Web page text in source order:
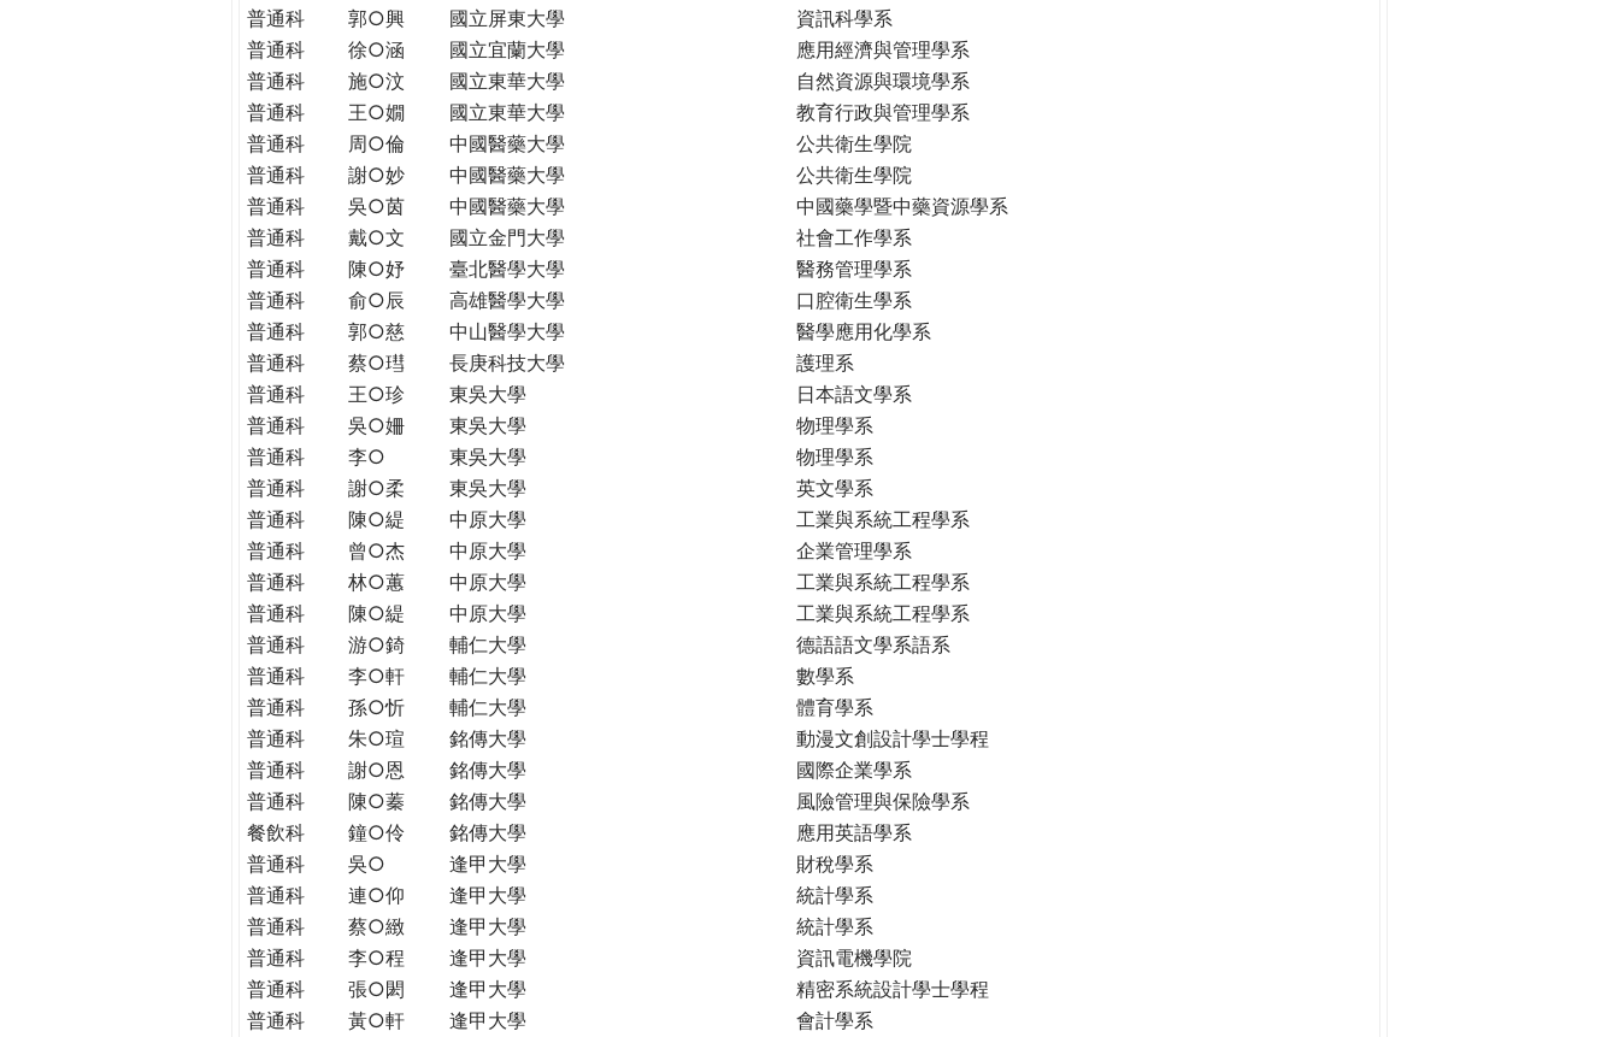
普通科
郭○興 國立屏東大學
資訊科學系
普通科
徐○涵 國立宜蘭大學
應用經濟與管理學系
普通科
施○汶 國立東華大學
自然資源與環境學系
普通科
王○嫺 國立東華大學
教育行政與管理學系
普通科
周○倫 中國醫藥大學
公共衛生學院
普通科
謝○妙 中國醫藥大學
公共衛生學院
普通科
吳○茵 中國醫藥大學
中國藥學暨中藥資源學系
普通科
戴○文 國立金門大學
社會工作學系
普通科
陳○妤 臺北醫學大學
醫務管理學系
普通科
俞○辰 高雄醫學大學
口腔衛生學系
普通科
郭○慈 中山醫學大學
醫學應用化學系
普通科
蔡○㻰 長庚科技大學
護理系
普通科
王○珍 東吳大學
日本語文學系
普通科
吳○姍 東吳大學
物理學系
普通科
李○ 東吳大學
物理學系
普通科
謝○柔 東吳大學
英文學系
普通科
陳○緹 中原大學
工業與系統工程學系
普通科
曾○杰 中原大學
企業管理學系
普通科
林○蕙 中原大學
工業與系統工程學系
普通科
陳○緹 中原大學
工業與系統工程學系
普通科
游○錡 輔仁大學
德語語文學系語系
普通科
李○軒 輔仁大學
數學系
普通科
孫○忻 輔仁大學
體育學系
普通科
朱○瑄 銘傳大學
動漫文創設計學士學程
普通科
謝○恩 銘傳大學
國際企業學系
普通科
陳○蓁 銘傳大學
風險管理與保險學系
餐飲科
鐘○伶 銘傳大學
應用英語學系
普通科
吳○ 逢甲大學
財稅學系
普通科
連○仰 逢甲大學
統計學系
普通科
蔡○緻 逢甲大學
統計學系
普通科
李○程 逢甲大學
資訊電機學院
普通科
張○閎 逢甲大學
精密系統設計學士學程
普通科
黃○軒 逢甲大學
會計學系